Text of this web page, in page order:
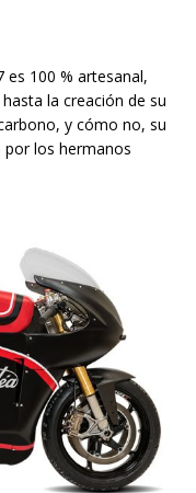
es 100 % artesanal,
la creación de su
y cómo no, su
los hermanos